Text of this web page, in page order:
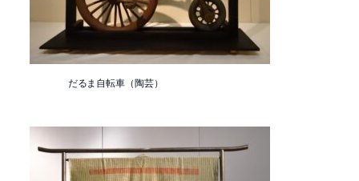
だるま自転車（陶芸）